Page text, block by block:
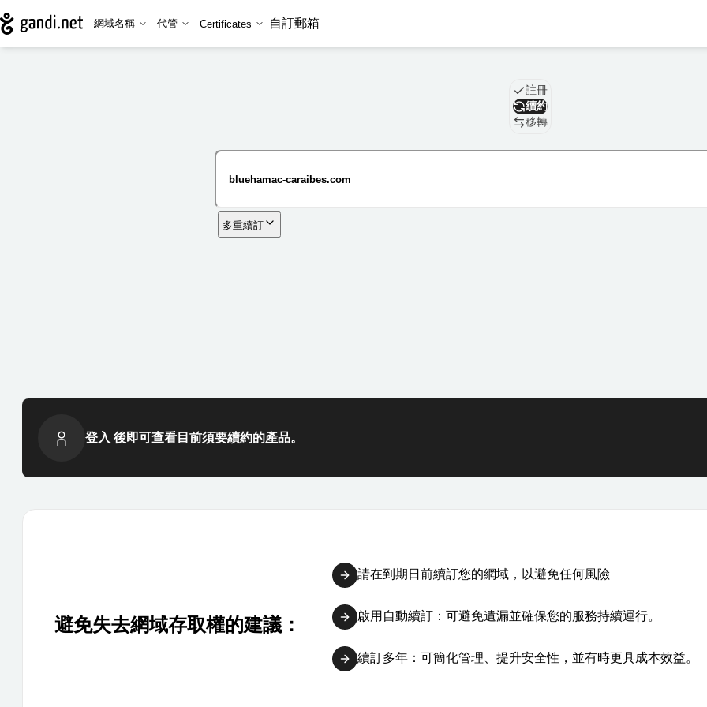
網域名稱 代管 Certificates 自訂郵箱
域名註冊
續約
移轉
多重續訂
登入 後即可查看目前須要續約的產品。
避免失去網域存取權的建議：
請在到期日前續訂您的網域，以避免任何風險
啟用自動續訂：可避免遺漏並確保您的服務持續運行。
續訂多年：可簡化管理、提升安全性，並有時更具成本效益。